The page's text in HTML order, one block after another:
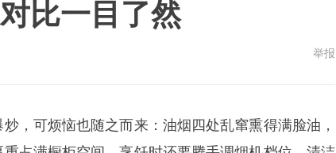
比一目了然
举报
可烦恼也随之而来：油烟四处乱窜熏得满脸油，